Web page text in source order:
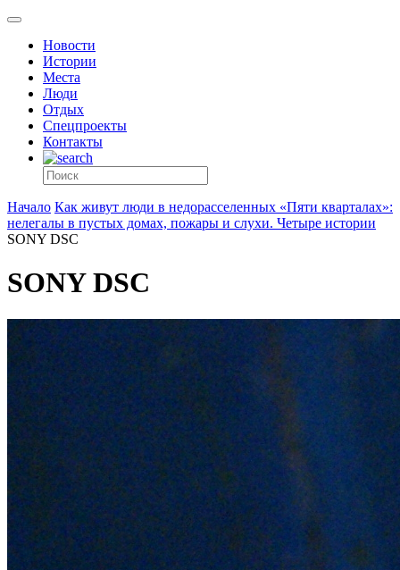
Новости
Истории
Места
Люди
Отдых
Спецпроекты
Контакты
Начало Как живут люди в недорасселенных «Пяти кварталах»:
нелегалы в пустых домах, пожары и слухи. Четыре истории
SONY DSC
SONY DSC